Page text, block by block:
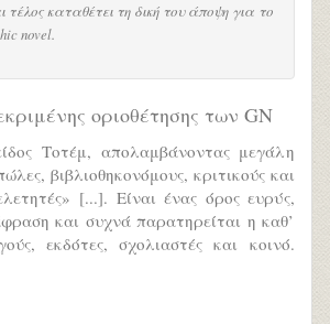
τέλος καταθέτει τη δική του άποψη για το
novel.
οριοθέτησης των GN
Τοτέμ, απολαμβάνοντας μεγάλη
βιβλιοθηκονόμους, κριτικούς και
[...]. Είναι ένας όρος ευρύς,
και συχνά παρατηρείται η καθ’
εκδότες, σχολιαστές και κοινό.